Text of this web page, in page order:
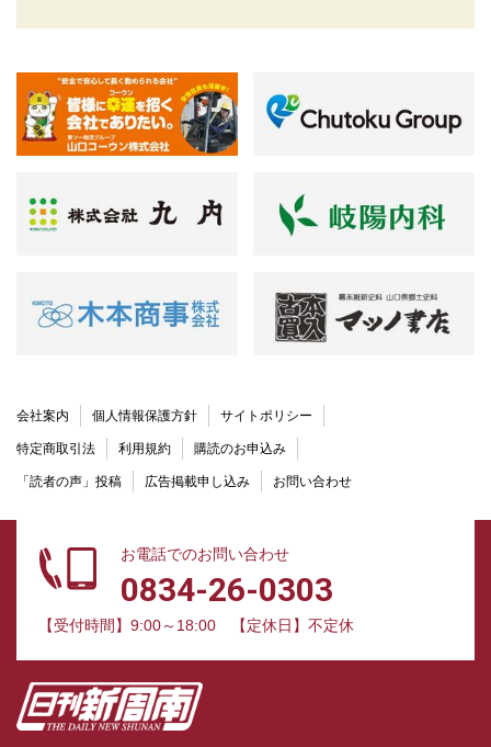
会社案内 個人情報保護方針 サイトポリシー
特定商取引法 利用規約 購読のお申込み
「読者の声」投稿 広告掲載申し込み お問い合わせ
お電話でのお問い合わせ
0834-26-0303
【受付時間】9:00～18:00 【定休日】不定休